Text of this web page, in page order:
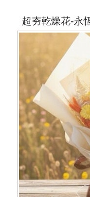
***花材依當季花材實
超夯乾燥花-永